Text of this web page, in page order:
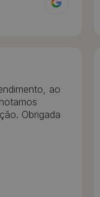
ao
Obrigada